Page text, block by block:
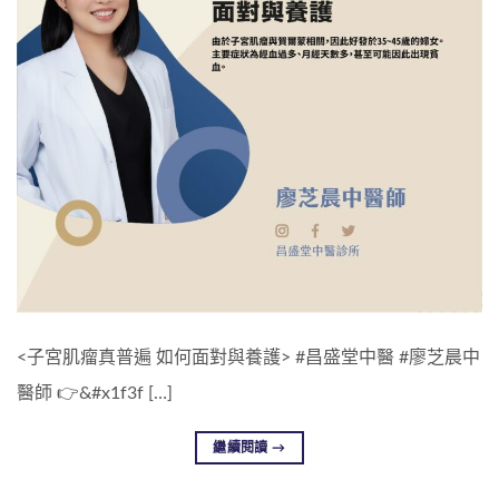
<子宮肌瘤真普遍 如何面對與養護> #昌盛堂中醫 #廖芝晨中
醫師 👉&#x1f3f […]
繼續閱讀→